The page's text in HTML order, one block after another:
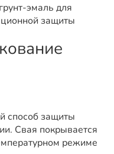
эмаль для
защиты
способ защиты
Свая покрывается
режиме